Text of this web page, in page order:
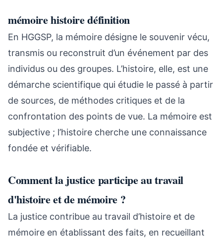
mémoire histoire définition
En HGGSP, la mémoire désigne le souvenir vécu,
transmis ou reconstruit d’un événement par des
individus ou des groupes. L’histoire, elle, est une
démarche scientifique qui étudie le passé à partir
de sources, de méthodes critiques et de la
confrontation des points de vue. La mémoire est
subjective ; l’histoire cherche une connaissance
fondée et vérifiable.
Comment la justice participe au travail
d'histoire et de mémoire ?
La justice contribue au travail d’histoire et de
mémoire en établissant des faits, en recueillant